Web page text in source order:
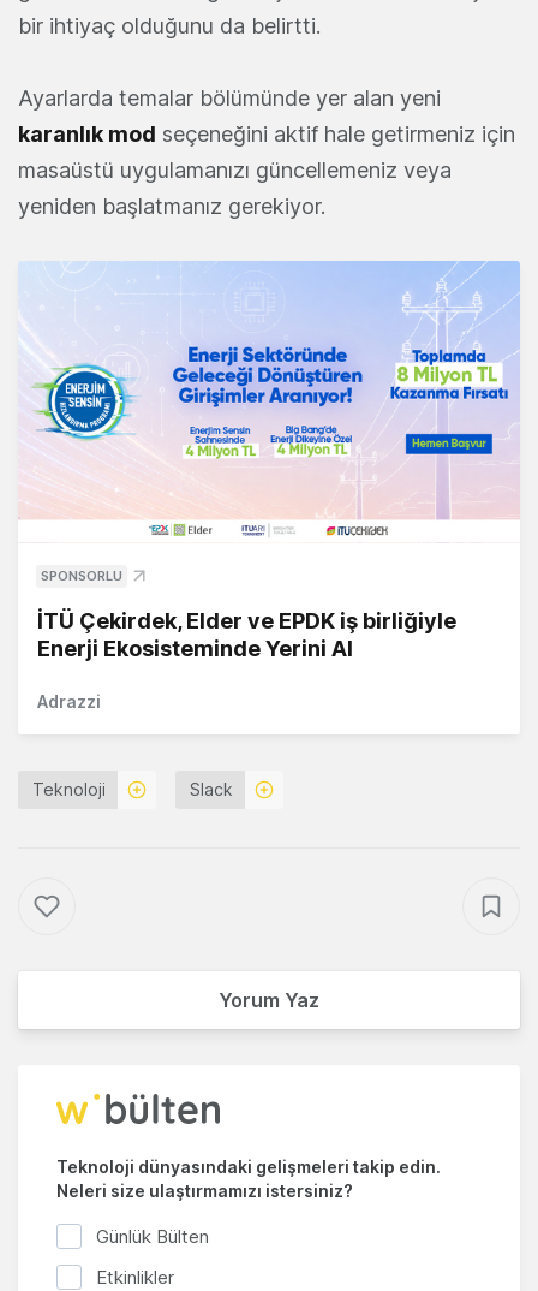
bir ihtiyaç olduğunu da belirtti.
Ayarlarda temalar bölümünde yer alan yeni
karanlık mod seçeneğini aktif hale getirmeniz için
masaüstü uygulamanızı güncellemeniz veya
yeniden başlatmanız gerekiyor.
SPONSORLU
İTÜ Çekirdek, Elder ve EPDK iş birliğiyle
Enerji Ekosisteminde Yerini Al
Adrazzi
Teknoloji Slack
Yorum Yaz
Teknoloji dünyasındaki gelişmeleri takip edin.
Neleri size ulaştırmamızı istersiniz?
Günlük Bülten
Etkinlikler